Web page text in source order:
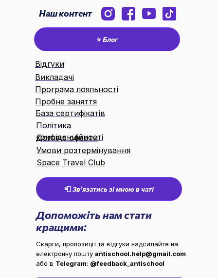
Допоможіть нам стати
кращими:
📮 Звʼязатись зі мною в чаті
Наш контент
⭐ Блог
Відгуки
Викладачі
Пробне заняття
База сертифікатів
Програма лояльності
Політика
конфіденційності
Договір оферти
Умови розтермінування
Space Travel Club
Скарги, пропозиції та відгуки надсилайте на
електронну пошту antischool.help@gmail.com
або в Telegram: @feedback_antischool